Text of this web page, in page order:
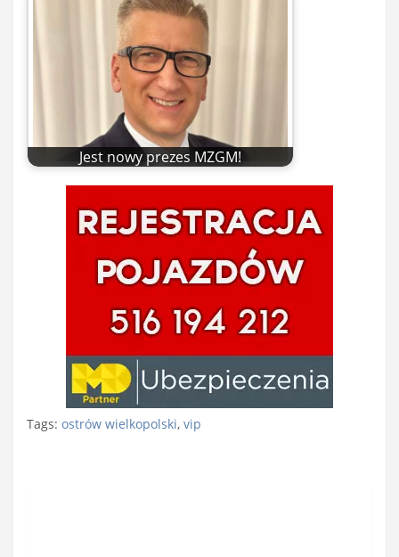
Jest nowy prezes MZGM!
Tags: ostrów wielkopolski, vip